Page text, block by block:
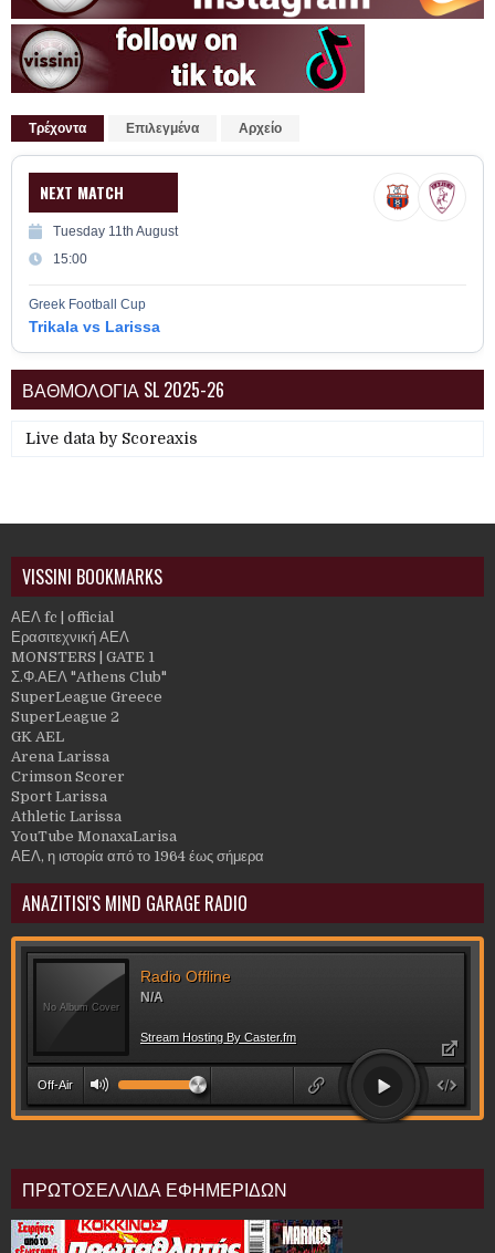
Τρέχοντα Επιλεγμένα Αρχείο
NEXT MATCH
Tuesday 11th August
15:00
Greek Football Cup
Trikala vs Larissa
ΒΑΘΜΟΛΟΓΙΑ SL 2025-26
Live data by Scoreaxis
VISSINI BOOKMARKS
ΑΕΛ fc | official
Ερασιτεχνική ΑΕΛ
MONSTERS | GATE 1
Σ.Φ.ΑΕΛ "Athens Club"
SuperLeague Greece
SuperLeague 2
GK AEL
Arena Larissa
Crimson Scorer
Sport Larissa
Athletic Larissa
YouTube MonaxaLarisa
ΑΕΛ, η ιστορία από το 1964 έως σήμερα
ANAZITISI'S MIND GARAGE RADIO
ΠΡΩΤΟΣΕΛΛΙΔΑ ΕΦΗΜΕΡΙΔΩΝ